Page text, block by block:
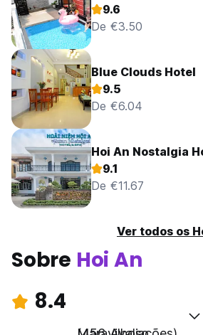
9.6
De €3.50
Blue Clouds Hotel
9.5
De €6.04
Hoi An Nostalgia
9.1
De €11.67
Ver todos os
Sobre Hoi An
8.4